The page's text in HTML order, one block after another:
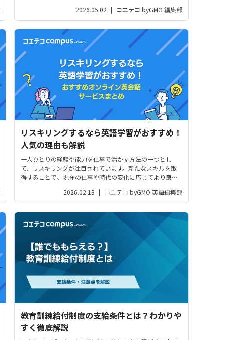
をかけたくない…」という人も多いかと思います。この記
事は「無料でも学べるパソコン教室は...
2026.05.02 | コエテコ byGMO 編集部
リスキリングするなら英語学習がおすすめ！
人気の理由も解説
一人ひとりの経験や能力を仕事で活かす方法の一つとし
て、リスキリングが注目されています。新たなスキルを取
得することで、現在の仕事や時代の変化に応じてより良い
ンルの一つ「英語学習」について解説します。英語学習が
注目される理由やおすすめのオンライン...
2026.02.13 | コエテコ byGMO 英語編集部
教育訓練給付制度の支給条件とは？わかりや
すく徹底解説